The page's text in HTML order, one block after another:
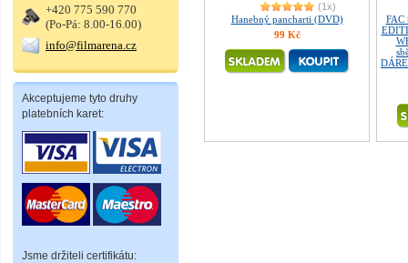
+420 775 590 770
(Po-Pá: 8.00-16.00)
info@filmarena.cz
Akceptujeme tyto druhy
platebních karet:
Jsme držiteli certifikátu:
(1x)
Hanebný pancharti (DVD)
99 Kč
FAC